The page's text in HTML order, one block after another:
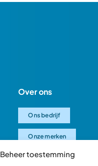
Beheer toestemming
Over ons
Ons bedrijf
Onze merken
Ons team